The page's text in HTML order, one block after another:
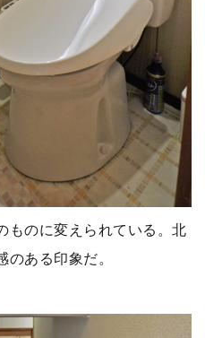
ものに変えられている。北
ある印象だ。